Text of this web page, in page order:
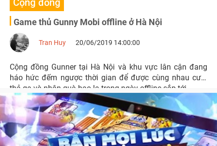
Cộng đồng
Game thủ Gunny Mobi offline ở Hà Nội
Tran Huy 20/06/2019 14:00:00
Cộng đồng Gunner tại Hà Nội và khu vực lân cận đang
háo hức đếm ngược thời gian để được cùng nhau cười
thả ga và nhận quà bao la trong ngày offline sắp tới.